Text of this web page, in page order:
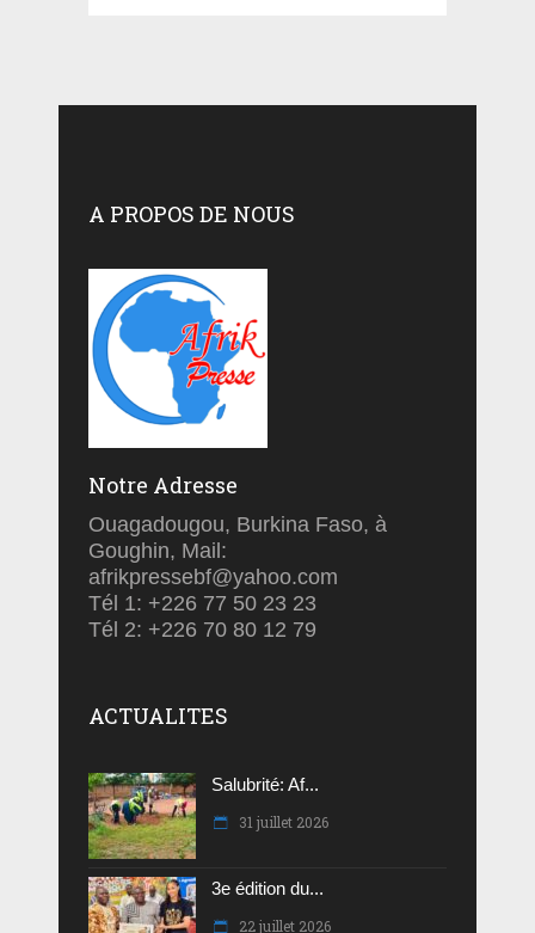
A PROPOS DE NOUS
Notre Adresse
Ouagadougou, Burkina Faso, à
Goughin, Mail:
afrikpressebf@yahoo.com
Tél 1: +226 77 50 23 23
Tél 2: +226 70 80 12 79
ACTUALITES
Salubrité: Af...
31 juillet 2026
3e édition du...
22 juillet 2026